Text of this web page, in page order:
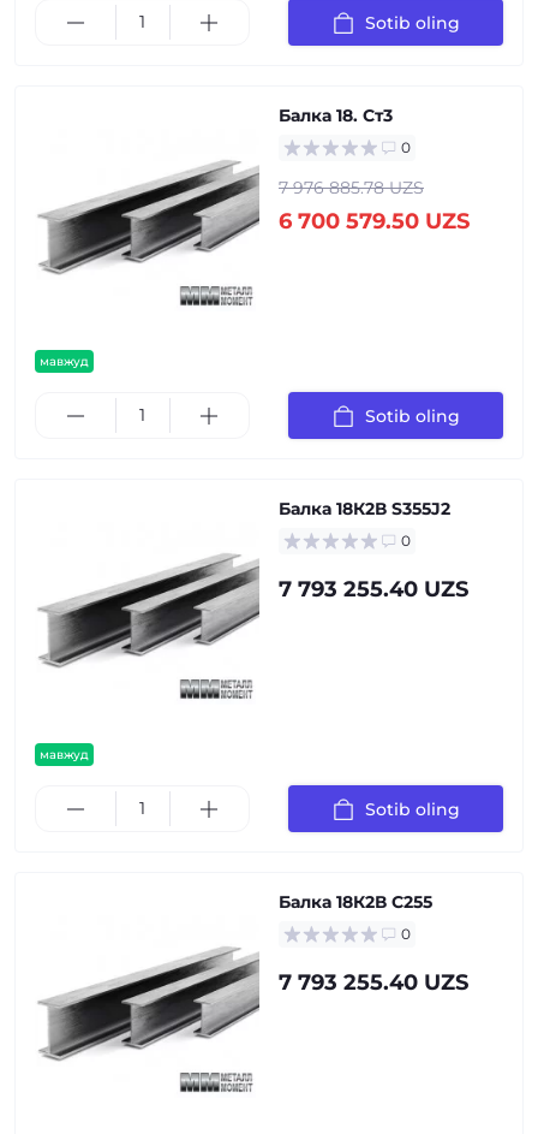
Sotib oling
мавжуд
Балка 18. Ст3
0
7 976 885.78 UZS
6 700 579.50 UZS
Sotib oling
мавжуд
Балка 18К2В S355J2
0
7 793 255.40 UZS
Sotib oling
Балка 18К2В С255
0
7 793 255.40 UZS